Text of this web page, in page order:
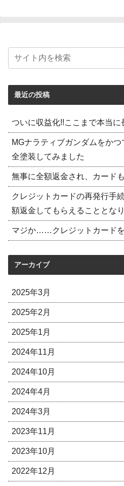
最近の投稿
ついに収益化!!ここまで本当
MGナラティブガンダムをか
全塗装してみました
無事に全額返金され、カード
クレジットカードの再発行手
額返金してもらえることとな
マジか……クレジットカード
アーカイブ
2025年3月
2025年2月
2025年1月
2024年11月
2024年10月
2024年4月
2024年3月
2023年11月
2023年10月
2022年12月